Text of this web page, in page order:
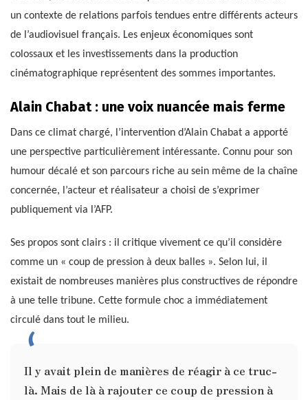
un contexte de relations parfois tendues entre différents acteurs
de l’audiovisuel français. Les enjeux économiques sont
colossaux et les investissements dans la production
cinématographique représentent des sommes importantes.
Alain Chabat : une voix nuancée mais ferme
Dans ce climat chargé, l’intervention d’Alain Chabat a apporté
une perspective particulièrement intéressante. Connu pour son
humour décalé et son parcours riche au sein même de la chaîne
concernée, l’acteur et réalisateur a choisi de s’exprimer
publiquement via l’AFP.
Ses propos sont clairs : il critique vivement ce qu’il considère
comme un « coup de pression à deux balles ». Selon lui, il
existait de nombreuses manières plus constructives de répondre
à une telle tribune. Cette formule choc a immédiatement
circulé dans tout le milieu.
Il y avait plein de manières de réagir à ce truc-
là. Mais de là à rajouter ce coup de pression à